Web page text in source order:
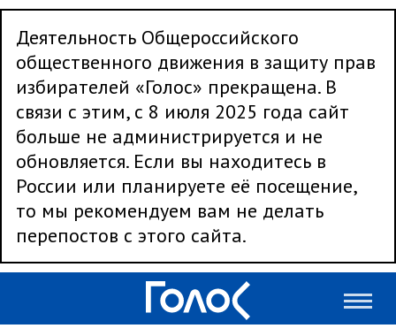
Деятельность Общероссийского
общественного движения в защиту прав
избирателей «Голос» прекращена. В
связи с этим, с 8 июля 2025 года сайт
больше не администрируется и не
обновляется. Если вы находитесь в
России или планируете её посещение,
то мы рекомендуем вам не делать
перепостов с этого сайта.